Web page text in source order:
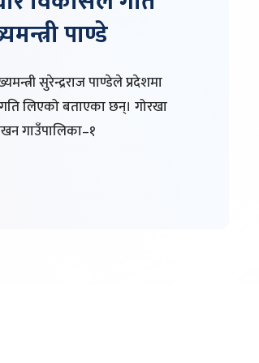
पाण्डे
सुरेन्द्रराज पाण्डेले प्रदेशमा
लिएको बताएका छन्। गोरखा
गाउँपालिका–१